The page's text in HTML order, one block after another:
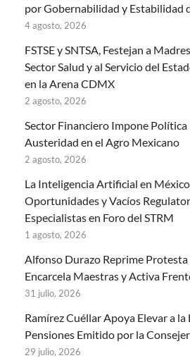
por Gobernabilidad y Estabilidad
4 agosto, 2026
FSTSE y SNTSA, Festejan a
Sector Salud y al Servicio del
en la Arena CDMX
2 agosto, 2026
Sector Financiero Impone
Austeridad en el Agro Mexicano
2 agosto, 2026
La Inteligencia Artificial en
Oportunidades y Vacíos
Especialistas en Foro del STRM
1 agosto, 2026
Alfonso Durazo Reprime Protesta
Encarcela Maestras y Activa
31 julio, 2026
Ramírez Cuéllar Apoya Elevar a
Pensiones Emitido por la
29 julio, 2026